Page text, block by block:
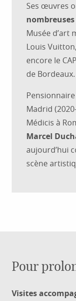
Ses œuvres
Musée d’art
Louis
encore le
de Bordeaux.
Pensionnaire
Madrid
Médicis à
Marcel
aujourd’hui
scène
Pour
Visites